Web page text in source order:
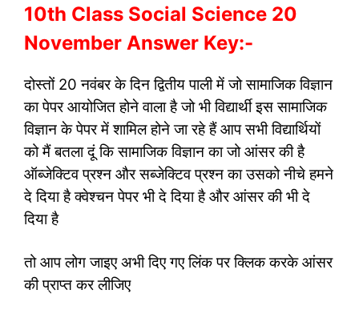
10th Class Social Science 20
November Answer Key:-
दोस्तों 20 नवंबर के दिन द्वितीय पाली में जो सामाजिक विज्ञान
का पेपर आयोजित होने वाला है जो भी विद्यार्थी इस सामाजिक
विज्ञान के पेपर में शामिल होने जा रहे हैं आप सभी विद्यार्थियों
को मैं बतला दूं कि सामाजिक विज्ञान का जो आंसर की है
ऑब्जेक्टिव प्रश्न और सब्जेक्टिव प्रश्न का उसको नीचे हमने
दे दिया है क्वेश्चन पेपर भी दे दिया है और आंसर की भी दे
दिया है
तो आप लोग जाइए अभी दिए गए लिंक पर क्लिक करके आंसर
की प्राप्त कर लीजिए